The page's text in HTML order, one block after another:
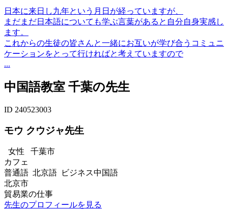
日本に来日し九年という月日が経っていますが、
まだまだ日本語についても学ぶ言葉があると自分自身実感し
ます。
これからの生徒の皆さんと一緒にお互いが学び合うコミュニ
ケーションをとって行ければと考えていますので
...
中国語教室 千葉の先生
ID 240523003
モウ クウジャ先生
女性 千葉市
カフェ
普通語 北京語 ビジネス中国語
北京市
貿易業の仕事
先生のプロフィールを見る